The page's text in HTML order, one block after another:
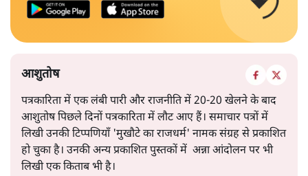
आशुतोष
पत्रकारिता में एक लंबी पारी और राजनीति में 20-20 खेलने के बाद
आशुतोष पिछले दिनों पत्रकारिता में लौट आए हैं। समाचार पत्रों में
लिखी उनकी टिप्पणियाँ 'मुखौटे का राजधर्म' नामक संग्रह से प्रकाशित
हो चुका है। उनकी अन्य प्रकाशित पुस्तकों में अन्ना आंदोलन पर भी
लिखी एक किताब भी है।